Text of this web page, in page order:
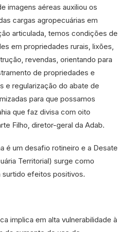
imagens aéreas auxiliou os
cargas agropecuárias em
articulada, temos condições de
em propriedades rurais, lixões,
revendas, orientando para
de propriedades e
e regularização do abate de
para que possamos
que faz divisa com oito
Filho, diretor-geral da Adab.
é um desafio rotineiro e a Desate
Territorial) surge como
efeitos positivos.
implica em alta vulnerabilidade à